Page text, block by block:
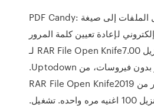
PDF Candy: تحويل الملفات إلى صيغة PDF. الرجاء
لإعادة تعيين كلمة المرور
الخاصة بك. ‫قم بنتزيل RAR File Open Knife7.00 لـ
Windows مجانا، و بدون فيروسات، من Uptodown.
قم بتجريب آخر إصدار من RAR File Open Knife2019
لـ Windows كيفيه تنزيل 100 اغنيه مره واحده. تشغيل.